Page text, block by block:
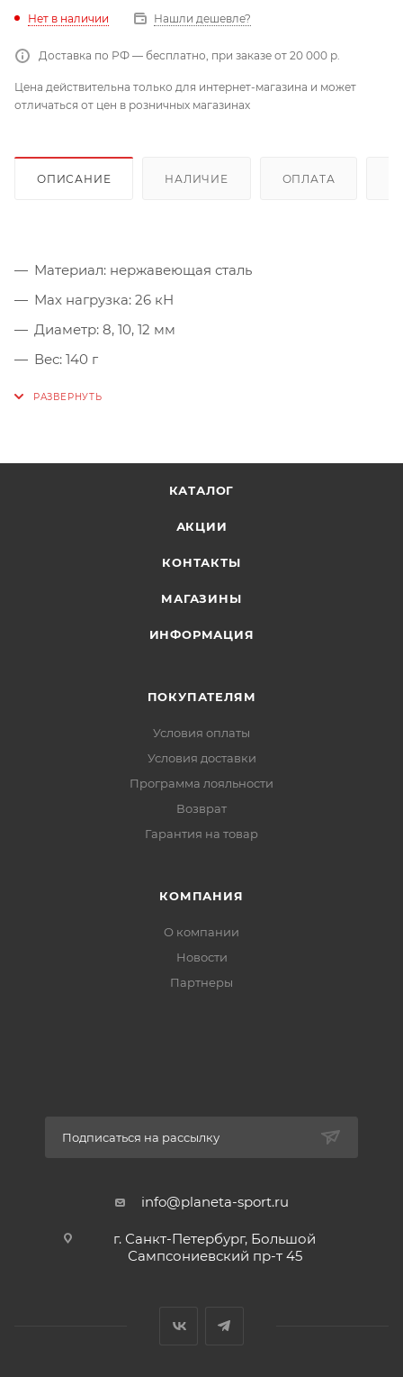
Нет в наличии Нашли дешевле?
Доставка по РФ — бесплатно, при заказе от 20 000 р.
Цена действительна только для интернет-магазина и может
отличаться от цен в розничных магазинах
ОПИСАНИЕ НАЛИЧИЕ ОПЛАТА
Материал: нержавеющая сталь
Мах нагрузка: 26 кН
Диаметр: 8, 10, 12 мм
Вес: 140 г
Сертификат: EN 795 EN 959 DIAM 12
КАТАЛОГ
АКЦИИ
КОНТАКТЫ
МАГАЗИНЫ
ИНФОРМАЦИЯ
ПОКУПАТЕЛЯМ
Условия оплаты
Условия доставки
Программа лояльности
Возврат
Гарантия на товар
КОМПАНИЯ
О компании
Новости
Партнеры
Подписаться на рассылку
info@planeta-sport.ru
г. Санкт-Петербург, Большой
Сампсониевский пр-т 45